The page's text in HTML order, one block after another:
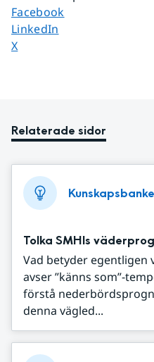
Dela sidan på
Facebook
Dela sidan på
LinkedIn
Dela sidan på
X
Relaterade sidor
Tolka SMHIs
Vad betyder egentligen
avser ”känns som”-
förstå
denna vägled...